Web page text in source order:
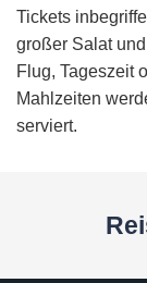
Tickets
großer Salat
Flug, Tageszeit
Mahlzeiten
serviert.